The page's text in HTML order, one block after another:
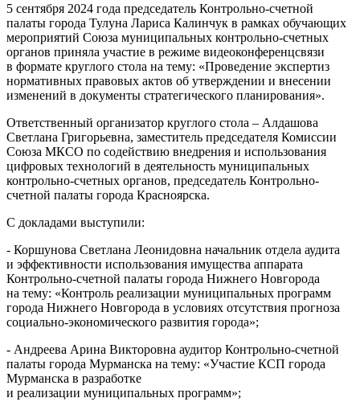
5 сентября 2024 года председатель Контрольно-счетной
палаты города Тулуна Лариса Калинчук в рамках обучающих
мероприятий Союза муниципальных контрольно-счетных
органов приняла участие в режиме видеоконференцсвязи
в формате круглого стола на тему: «Проведение экспертиз
нормативных правовых актов об утверждении и внесении
изменений в документы стратегического планирования».
Ответственный организатор круглого стола – Алдашова
Светлана Григорьевна, заместитель председателя Комиссии
Союза МКСО по содействию внедрения и использования
цифровых технологий в деятельность муниципальных
контрольно-счетных органов, председатель Контрольно-
счетной палаты города Красноярска.
С докладами выступили:
- Коршунова Светлана Леонидовна начальник отдела аудита
и эффективности использования имущества аппарата
Контрольно-счетной палаты города Нижнего Новгорода
на тему: «Контроль реализации муниципальных программ
города Нижнего Новгорода в условиях отсутствия прогноза
социально-экономического развития города»;
- Андреева Арина Викторовна аудитор Контрольно-счетной
палаты города Мурманска на тему: «Участие КСП города
Мурманска в разработке
и реализации муниципальных программ»;